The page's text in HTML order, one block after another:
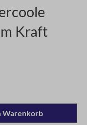
Kraft
Warenkorb